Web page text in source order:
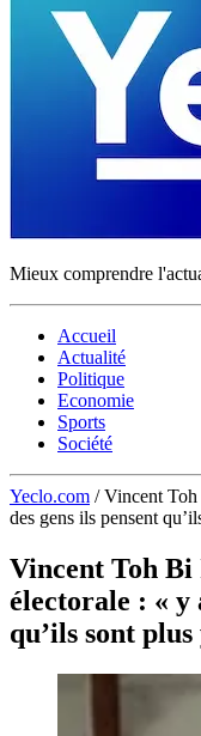
Mieux comprendre
Accueil
Actualité
Politique
Economie
Sports
Société
Yeclo.com / Vincent Toh
des gens ils pensent
Vincent Toh Bi
électorale : « y
qu’ils sont